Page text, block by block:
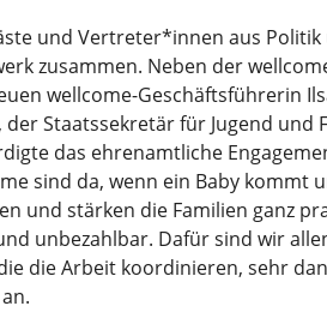
und Vertreter*innen aus Politik
zusammen. Neben der
wellcome-Geschäftsführerin
Staatssekretär für Jugend und
das ehrenamtliche
sind da, wenn ein Baby kommt
und stärken die Familien ganz
unbezahlbar. Dafür sind wir
die Arbeit koordinieren, sehr